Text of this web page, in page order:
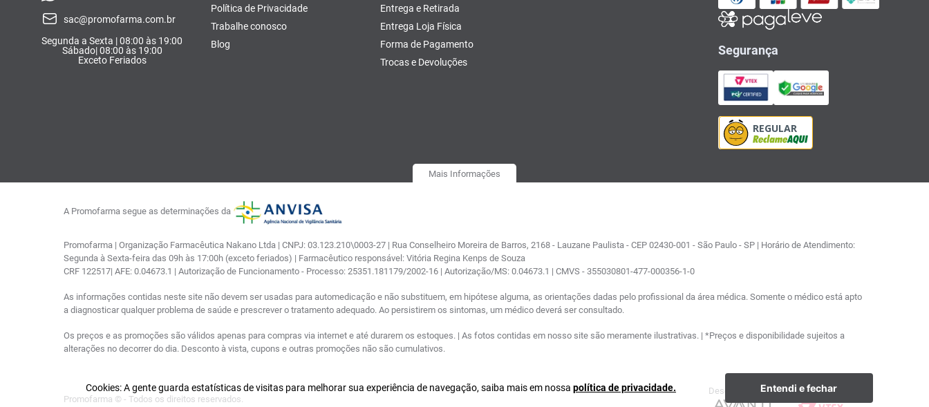
Cookies: A gente guarda estatísticas de visitas para melhorar sua experiência de navegação, saiba mais em nossa política de privacidade. Entendi e fechar
sac@promofarma.com.br
Segunda a Sexta | 08:00 às 19:00
Sábado| 08:00 às 19:00
Exceto Feriados
Política de Privacidade
Trabalhe conosco
Blog
Entrega e Retirada
Entrega Loja Física
Forma de Pagamento
Trocas e Devoluções
Segurança
Mais Informações
A Promofarma segue as determinações da
Promofarma | Organização Farmacêutica Nakano Ltda | CNPJ: 03.123.210\0003-27 | Rua Conselheiro Moreira de Barros, 2168 - Lauzane Paulista - CEP 02430-001 - São Paulo - SP | Horário de Atendimento:
Segunda à Sexta-feira das 09h às 17:00h (exceto feriados) | Farmacêutico responsável: Vitória Regina Kenps de Souza
CRF 122517| AFE: 0.04673.1 | Autorização de Funcionamento - Processo: 25351.181179/2002-16 | Autorização/MS: 0.04673.1 | CMVS - 355030801-477-000356-1-0
As informações contidas neste site não devem ser usadas para automedicação e não substituem, em hipótese alguma, as orientações dadas pelo profissional da área médica. Somente o médico está apto
a diagnosticar qualquer problema de saúde e prescrever o tratamento adequado. Ao persistirem os sintomas, um médico deverá ser consultado.
Os preços e as promoções são válidos apenas para compras via internet e até durarem os estoques. | As fotos contidas em nosso site são meramente ilustrativas. | *Preços e disponibilidade sujeitos a
alterações no decorrer do dia. Desconto à vista, cupons e outras promoções não são cumulativos.
Promofarma © - Todos os direitos reservados.
Desenvolvimento Plataforma